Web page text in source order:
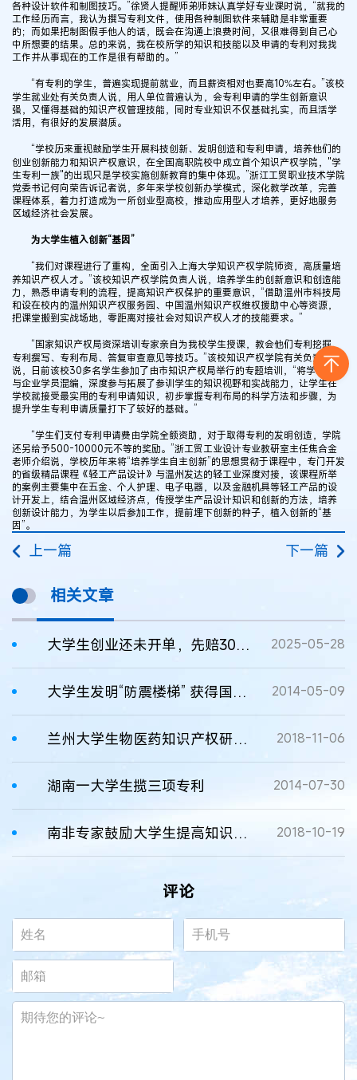
各种设计软件和制图技巧。”徐贤人提醒师弟师妹认真学好专业课时说，“就我的
工作经历而言，我认为撰写专利文件，使用各种制图软件来辅助是非常重要
的；而如果把制图假手他人的话，既会在沟通上浪费时间，又很难得到自己心
中所想要的结果。总的来说，我在校所学的知识和技能以及申请的专利对我找
工作并从事现在的工作是很有帮助的。”
“有专利的学生，普遍实现提前就业，而且薪资相对也要高10%左右。”该校
学生就业处有关负责人说，用人单位普遍认为，会专利申请的学生创新意识
强，又懂得基础的知识产权管理技能，同时专业知识不仅基础扎实，而且活学
活用，有很好的发展潜质。
“学校历来重视鼓励学生开展科技创新、发明创造和专利申请，培养他们的
创业创新能力和知识产权意识，在全国高职院校中成立首个知识产权学院，"学
生专利一族"的出现只是学校实施创新教育的集中体现。”浙江工贸职业技术学院
党委书记何向荣告诉记者说，多年来学校创新办学模式，深化教学改革，完善
课程体系，着力打造成为一所创业型高校，推动应用型人才培养，更好地服务
区域经济社会发展。
为大学生植入创新“基因”
“我们对课程进行了重构，全面引入上海大学知识产权学院师资，高质量培
养知识产权人才。”该校知识产权学院负责人说，培养学生的创新意识和创造能
力，熟悉申请专利的流程，提高知识产权保护的重要意识，“借助温州市科技局
和设在校内的温州知识产权服务园、中国温州知识产权维权援助中心等资源，
把课堂搬到实战场地，零距离对接社会对知识产权人才的技能要求。”
“国家知识产权局资深培训专家亲自为我校学生授课，教会他们专利挖掘、
专利撰写、专利布局、答复审查意见等技巧。”该校知识产权学院有关负责人
说，日前该校30多名学生参加了由市知识产权局举行的专题培训，“将学生学员
与企业学员混编，深度参与拓展了参训学生的知识视野和实战能力，让学生在
学校就接受最实用的专利申请知识，初步掌握专利布局的科学方法和步骤，为
提升学生专利申请质量打下了较好的基础。”
“学生们支付专利申请费由学院全额资助，对于取得专利的发明创造，学院
还另给予500-10000元不等的奖励。”浙工贸工业设计专业教研室主任焦合金
老师介绍说，学校历年来将“培养学生自主创新”的思想贯彻于课程中，专门开发
的省级精品课程《轻工产品设计》与温州发达的轻工业深度对接，该课程所举
的案例主要集中在五金、个人护理、电子电器，以及金融机具等轻工产品的设
计开发上，结合温州区域经济点，传授学生产品设计知识和创新的方法，培养
创新设计能力，为学生以后参加工作，提前埋下创新的种子，植入创新的“基
因”。
上一篇 下一篇
相关文章
大学生创业还未开单，先赔3000元！ 2025-05-28
大学生发明“防震楼梯” 获得国家专利 2014-05-09
兰州大学生物医药知识产权研究中心创新专利运营模式 2018-11-06
湖南一大学生揽三项专利 2014-07-30
南非专家鼓励大学生提高知识产权保护意识 2018-10-19
评论